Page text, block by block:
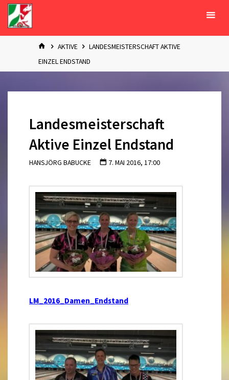
Zum
Inhalt
springen
STARTAKTIVE
LANDESMEISTERSCHAFT AKTIVE
EINZEL ENDSTAND
Landesmeisterschaft
Aktive Einzel Endstand
HANSJÖRG BABUCKE 7. MAI 2016, 17:00
LM_2016_Damen_Endstand